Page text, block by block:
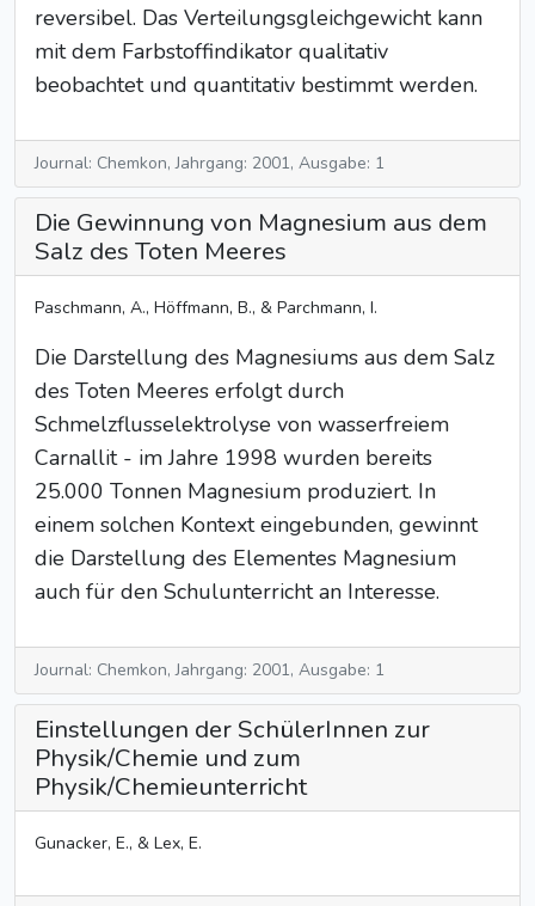
reversibel. Das Verteilungsgleichgewicht kann
mit dem Farbstoffindikator qualitativ
beobachtet und quantitativ bestimmt werden.
Journal: Chemkon, Jahrgang: 2001, Ausgabe: 1
Die Gewinnung von Magnesium aus dem
Salz des Toten Meeres
Paschmann, A., Höffmann, B., & Parchmann, I.
Die Darstellung des Magnesiums aus dem Salz
des Toten Meeres erfolgt durch
Schmelzflusselektrolyse von wasserfreiem
Carnallit - im Jahre 1998 wurden bereits
25.000 Tonnen Magnesium produziert. In
einem solchen Kontext eingebunden, gewinnt
die Darstellung des Elementes Magnesium
auch für den Schulunterricht an Interesse.
Journal: Chemkon, Jahrgang: 2001, Ausgabe: 1
Einstellungen der SchülerInnen zur
Physik/Chemie und zum
Physik/Chemieunterricht
Gunacker, E., & Lex, E.